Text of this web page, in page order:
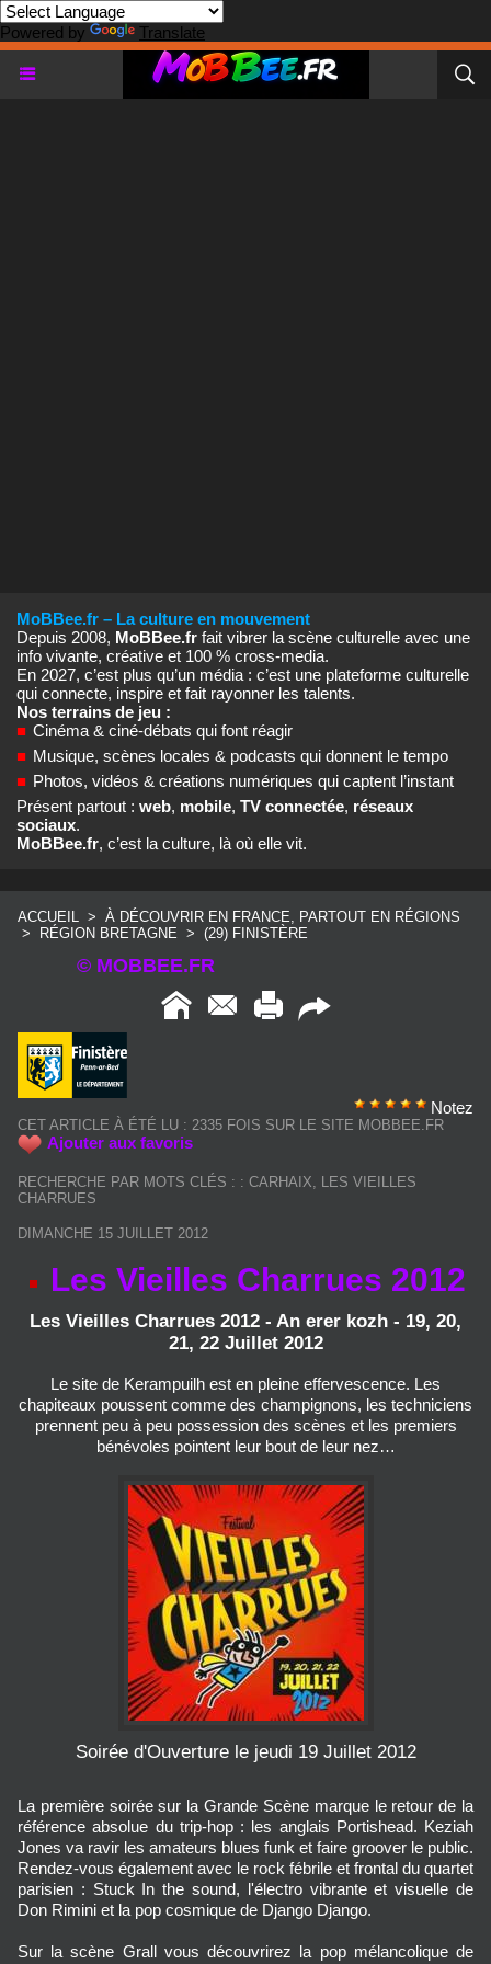
Powered by Translate
MoBBee.fr – La culture en mouvement
Depuis 2008, MoBBee.fr fait vibrer la scène culturelle avec une
info vivante, créative et 100 % cross‑media.
En 2027, c’est plus qu’un média : c’est une plateforme culturelle
qui connecte, inspire et fait rayonner les talents.
Nos terrains de jeu :
■ Cinéma & ciné‑débats qui font réagir
■ Musique, scènes locales & podcasts qui donnent le tempo
■ Photos, vidéos & créations numériques qui captent l’instant
Présent partout : web, mobile, TV connectée, réseaux
sociaux.
MoBBee.fr, c’est la culture, là où elle vit.
ACCUEIL > À DÉCOUVRIR EN FRANCE, PARTOUT EN RÉGIONS
>
RÉGION BRETAGNE > (29) FINISTÈRE
© MOBBEE.FR
Notez
CET ARTICLE À ÉTÉ LU : 2335 FOIS SUR LE SITE MOBBEE.FR
Ajouter aux favoris
RECHERCHE PAR MOTS CLÉS : : CARHAIX
LES VIEILLES
CHARRUES
DIMANCHE 15 JUILLET 2012
Les Vieilles Charrues 2012
Les Vieilles Charrues 2012 - An erer kozh - 19, 20,
21, 22 Juillet 2012
Le site de Kerampuilh est en pleine effervescence. Les
chapiteaux poussent comme des champignons, les techniciens
prennent peu à peu possession des scènes et les premiers
bénévoles pointent leur bout de leur nez…
Soirée d'Ouverture le jeudi 19 Juillet 2012
La première soirée sur la Grande Scène marque le retour de la
référence absolue du trip-hop : les anglais Portishead. Keziah
Jones va ravir les amateurs blues funk et faire groover le public.
Rendez-vous également avec le rock fébrile et frontal du quartet
parisien : Stuck In the sound, l'électro vibrante et visuelle de
Don Rimini et la pop cosmique de Django Django.
Sur la scène Grall vous découvrirez la pop mélancolique de